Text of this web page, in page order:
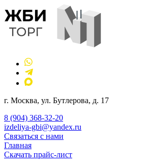
г. Москва, ул. Бутлерова, д. 17
8 (904) 368-32-20
izdeliya-gbi@yandex.ru
Связаться с нами
Главная
Скачать прайс-лист